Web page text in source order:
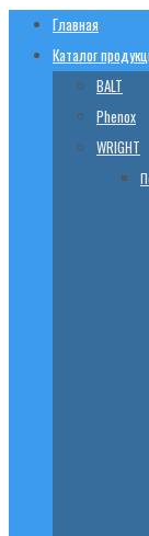
tk-
Перейти
содержимому
Главная
Каталог
BALT
Phenox
WRIGHT